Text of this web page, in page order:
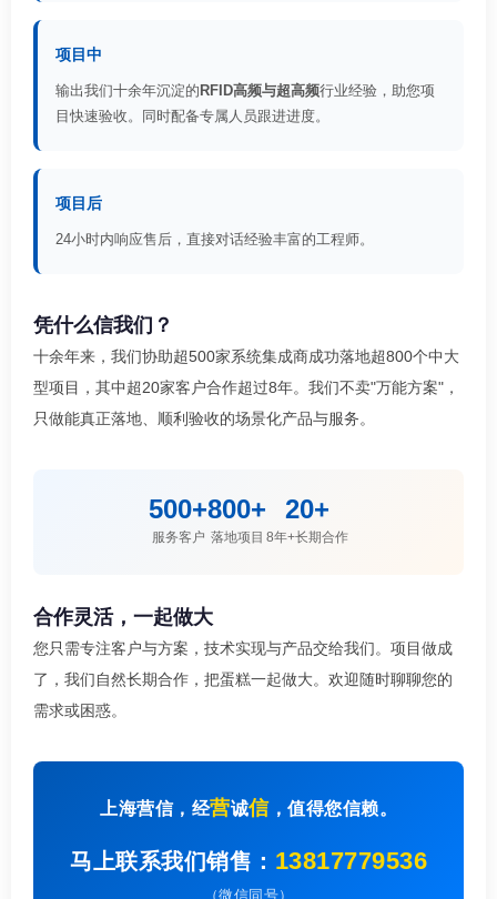
项目中
输出我们十余年沉淀的 RFID高频与超高频行业经验，助您项
目快速验收。同时配备专属人员跟进进度。
项目后
24小时内响应售后，直接对话经验丰富的工程师。
凭什么信我们？
十余年来，我们协助超500家系统集成商成功落地超800个中大
型项目，其中超20家客户合作超过8年。我们不卖"万能方案"，
只做能真正落地、顺利验收的场景化产品与服务。
500+
服务客户
800+
落地项目
20+
8年+长期合作
合作灵活，一起做大
您只需专注客户与方案，技术实现与产品交给我们。项目做成
了，我们自然长期合作，把蛋糕一起做大。欢迎随时聊聊您的
需求或困惑。
上海营信，经营诚信，值得您信赖。
马上联系我们销售： 13817779536
（微信同号）